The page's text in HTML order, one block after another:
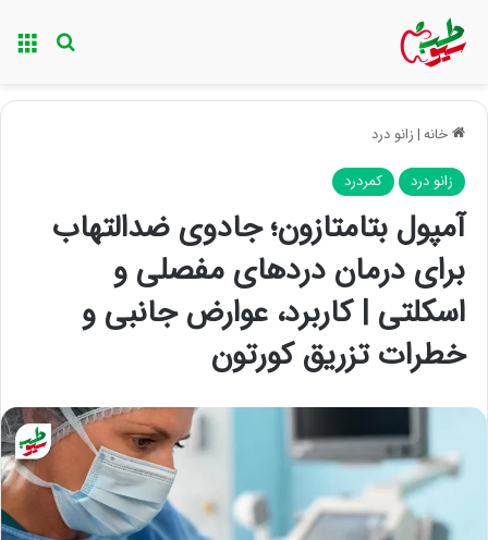
خانه|زانو درد
زانو درد کمردرد
آمپول بتامتازون؛ جادوی ضدالتهاب
برای درمان دردهای مفصلی و
اسکلتی | کاربرد، عوارض جانبی و
خطرات تزریق کورتون